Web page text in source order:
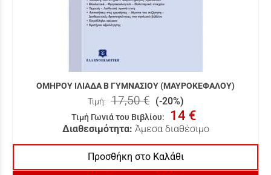
ΟΜΗΡΟΥ ΙΛΙΑΔΑ Β ΓΥΜΝΑΣΙΟΥ (ΜΑΥΡΟΚΕΦΑΛΟΥ)
Τιμή: 17,50 € (-20%)
Τιμή Γωνιά του Βιβλίου: 14 €
Διαθεσιμότητα: Άμεσα διαθέσιμο
Προσθήκη στο Καλάθι